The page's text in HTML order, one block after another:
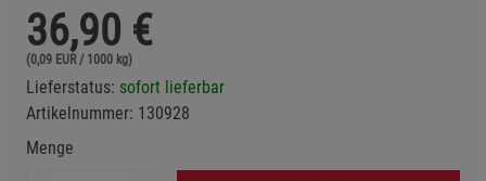
36,90 €
(0,09 EUR / 1000 kg)
Lieferstatus: sofort lieferbar
Artikelnummer: 130928
Menge